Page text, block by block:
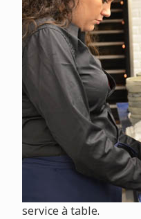
service à table.